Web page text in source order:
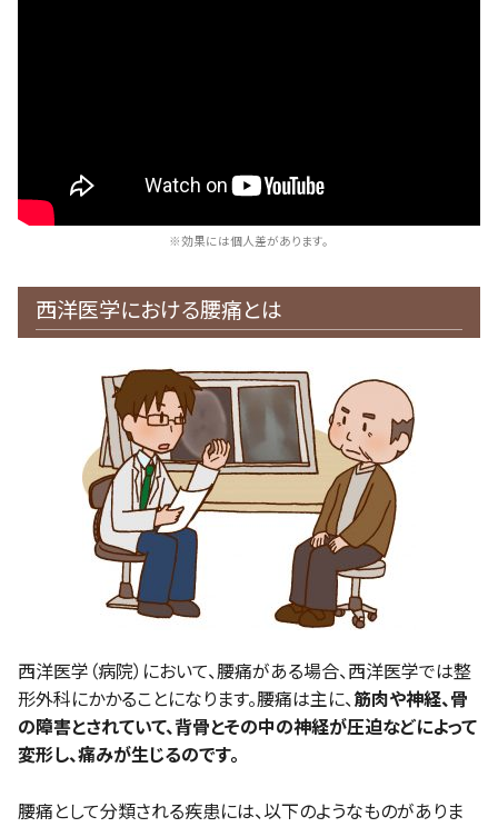
※効果には個人差があります。
西洋医学における腰痛とは
西洋医学（病院）において、腰痛がある場合、西洋医学では整
形外科にかかることになります。腰痛は主に、筋肉や神経、骨
の障害とされていて、背骨とその中の神経が圧迫などによって
変形し、痛みが生じるのです。
腰痛として分類される疾患には、以下のようなものがありま